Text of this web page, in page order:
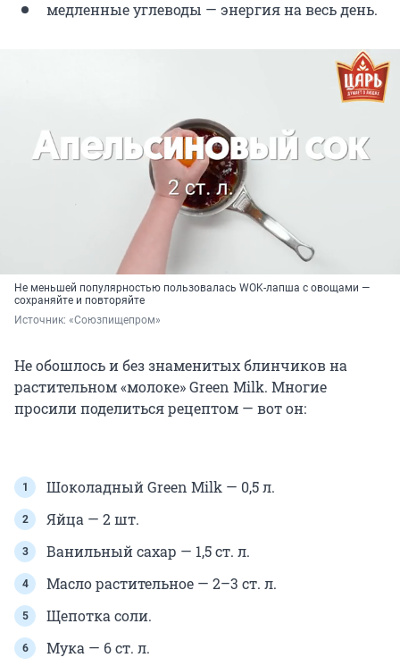
медленные углеводы — энергия на весь день.
Не меньшей популярностью пользовалась WOK-лапша с овощами —
сохраняйте и повторяйте
Источник: «Союзпищепром»
Не обошлось и без знаменитых блинчиков на
растительном «молоке» Green Milk. Многие
просили поделиться рецептом — вот он:
Шоколадный Green Milk — 0,5 л.
Яйца — 2 шт.
Ванильный сахар — 1,5 ст. л.
Масло растительное — 2–3 ст. л.
Щепотка соли.
Мука — 6 ст. л.